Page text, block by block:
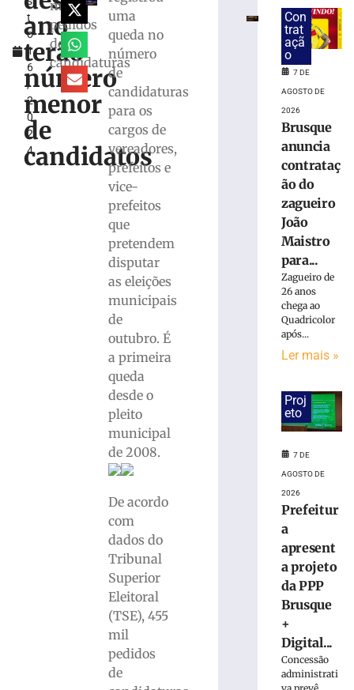
t
o
1
6
,
2
0
2
4
ano
terão
número
menor
de
candidatos
mil
pedidos
de
candidaturas
uma
queda no
número
de
candidaturas
para os
cargos de
vereadores,
prefeitos e
vice-
prefeitos
que
pretendem
disputar
as eleições
municipais
de
outubro. É
a primeira
queda
desde o
pleito
municipal
de 2008.
De acordo
com
dados do
Tribunal
Superior
Eleitoral
(TSE), 455
mil
pedidos
de
Marco
Buzzi
infrações
disciplinares
homologa
candidaturas
Jucineia
Ribeiro
Eckart
Deputada
Estadual
Vagner
Deputado
Federal
Con
trat
açã
o
7 DE
AGOSTO DE
2026
Brusque
anuncia
contrataç
ão do
zagueiro
João
Maistro
para...
Zagueiro de
26 anos
chega ao
Quadricolor
após...
Ler mais »
Proj
eto
7 DE
AGOSTO DE
2026
Prefeitur
a
apresent
a projeto
da PPP
Brusque
+
Digital...
Concessão
administrati